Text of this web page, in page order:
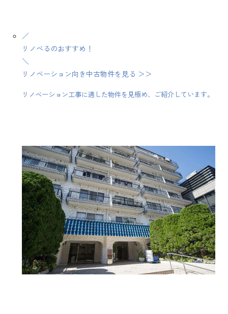
／
リノべるのおすすめ！
＼
リノベーション向き中古物件を見る ＞＞
リノベーション工事に適した物件を見極め、ご紹介しています。